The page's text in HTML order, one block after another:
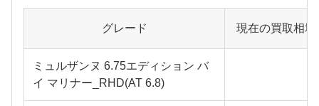
グレード 現在の買取相
ミュルザンヌ 6.75エディション バ
イ マリナー_RHD(AT 6.8)